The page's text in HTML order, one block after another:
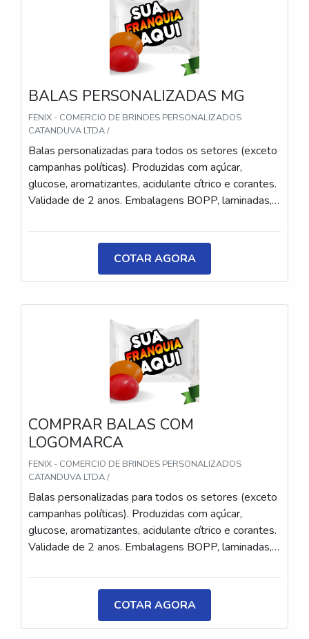
BALAS PERSONALIZADAS MG
FENIX - COMERCIO DE BRINDES PERSONALIZADOS
CATANDUVA LTDA /
Balas personalizadas para todos os setores (exceto
campanhas políticas). Produzidas com açúcar,
glucose, aromatizantes, acidulante cítrico e corantes.
Validade de 2 anos. Embalagens BOPP, laminadas,
ou P&B em alta qualidade, tinta atóxica. Medida: 5 ×
diferentes tipos (balas, gomas, chicletes, recheadas
e pastilhas). Produto sem glúten.
COTAR AGORA
COMPRAR BALAS COM
LOGOMARCA
FENIX - COMERCIO DE BRINDES PERSONALIZADOS
CATANDUVA LTDA /
Balas personalizadas para todos os setores (exceto
campanhas políticas). Produzidas com açúcar,
glucose, aromatizantes, acidulante cítrico e corantes.
Validade de 2 anos. Embalagens BOPP, laminadas,
ou P&B em alta qualidade, tinta atóxica. Medida: 5 ×
diferentes tipos (balas, gomas, chicletes, recheadas
e pastilhas). Produto sem glúten.
COTAR AGORA